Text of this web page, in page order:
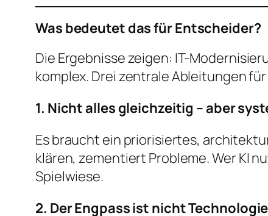
Was bedeutet das für Entscheider?
Die Ergebnisse zeigen: IT-
komplex. Drei zentrale Ableitungen
1. Nicht alles gleichzeitig – aber
Es braucht ein priorisiertes,
klären, zementiert Probleme. Wer KI
Spielwiese.
2. Der Engpass ist nicht